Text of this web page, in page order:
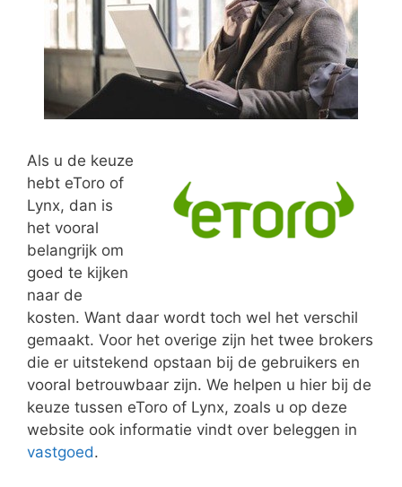
Als u de keuze
hebt eToro of
Lynx, dan is
het vooral
belangrijk om
goed te kijken
naar de
kosten. Want daar wordt toch wel het verschil
gemaakt. Voor het overige zijn het twee brokers
die er uitstekend opstaan bij de gebruikers en
vooral betrouwbaar zijn. We helpen u hier bij de
keuze tussen eToro of Lynx, zoals u op deze
website ook informatie vindt over beleggen in
vastgoed.